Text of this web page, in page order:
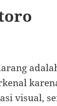
visual,